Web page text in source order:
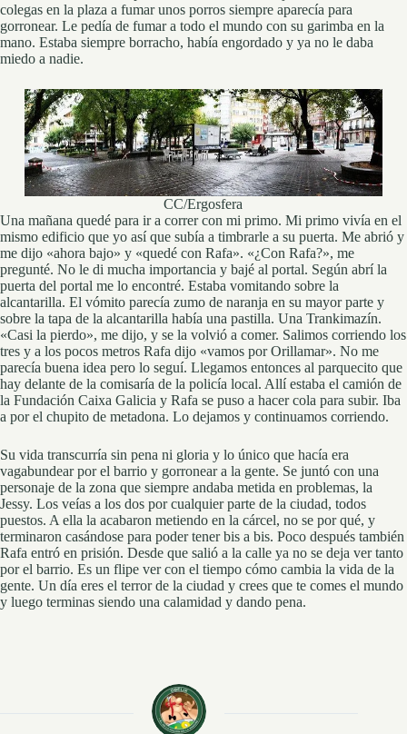
colegas en la plaza a fumar unos porros siempre aparecía para
gorronear. Le pedía de fumar a todo el mundo con su garimba en la
mano. Estaba siempre borracho, había engordado y ya no le daba
miedo a nadie.
CC/Ergosfera
Una mañana quedé para ir a correr con mi primo. Mi primo vivía en el
mismo edificio que yo así que subía a timbrarle a su puerta. Me abrió y
me dijo «ahora bajo» y «quedé con Rafa». «¿Con Rafa?», me
pregunté. No le di mucha importancia y bajé al portal. Según abrí la
puerta del portal me lo encontré. Estaba vomitando sobre la
alcantarilla. El vómito parecía zumo de naranja en su mayor parte y
sobre la tapa de la alcantarilla había una pastilla. Una Trankimazín.
«Casi la pierdo», me dijo, y se la volvió a comer. Salimos corriendo los
tres y a los pocos metros Rafa dijo «vamos por Orillamar». No me
parecía buena idea pero lo seguí. Llegamos entonces al parquecito que
hay delante de la comisaría de la policía local. Allí estaba el camión de
la Fundación Caixa Galicia y Rafa se puso a hacer cola para subir. Iba
a por el chupito de metadona. Lo dejamos y continuamos corriendo.
Su vida transcurría sin pena ni gloria y lo único que hacía era
vagabundear por el barrio y gorronear a la gente. Se juntó con una
personaje de la zona que siempre andaba metida en problemas, la
Jessy. Los veías a los dos por cualquier parte de la ciudad, todos
puestos. A ella la acabaron metiendo en la cárcel, no se por qué, y
terminaron casándose para poder tener bis a bis. Poco después también
Rafa entró en prisión. Desde que salió a la calle ya no se deja ver tanto
por el barrio. Es un flipe ver con el tiempo cómo cambia la vida de la
gente. Un día eres el terror de la ciudad y crees que te comes el mundo
y luego terminas siendo una calamidad y dando pena.